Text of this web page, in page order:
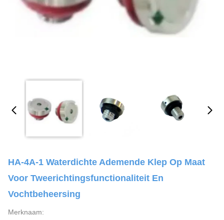
HA-4A-1 Waterdichte Ademende Klep Op Maat
Voor Tweerichtingsfunctionaliteit En
Vochtbeheersing
Merknaam: